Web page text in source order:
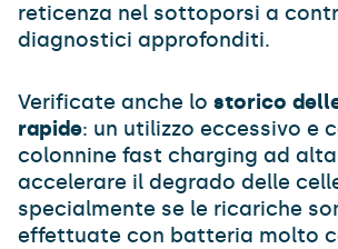
reticenza nel sottoporsi a
diagnostici approfonditi.
Verificate anche lo storico
rapide: un utilizzo eccessivo e
colonnine fast charging ad
accelerare il degrado delle
specialmente se le ricariche
effettuate con batteria molto